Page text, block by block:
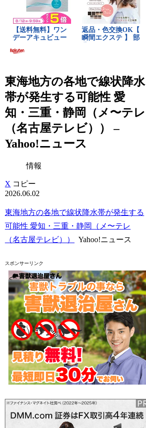
東海地方の各地で線状降水
帯が発生する可能性 愛
知・三重・静岡（メ〜テレ
（名古屋テレビ）） –
Yahoo!ニュース
情報
X コピー
2026.06.02
東海地方の各地で線状降水帯が発生する
可能性 愛知・三重・静岡（メ〜テレ
（名古屋テレビ））
Yahoo!ニュース
スポンサーリンク